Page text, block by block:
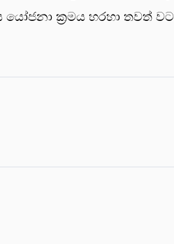
ක්‍රමය හරහා තවත්